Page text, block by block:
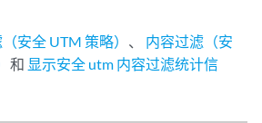
安全 UTM 策略） 、 内容过滤（安
和 显示安全 utm 内容过滤统计信